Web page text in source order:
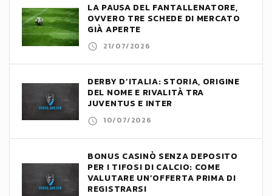
LA PAUSA DEL FANTALLENATORE,
OVVERO TRE SCHEDE DI MERCATO
GIÀ APERTE
21/07/2026
DERBY D’ITALIA: STORIA, ORIGINE
DEL NOME E RIVALITÀ TRA
JUVENTUS E INTER
10/07/2026
BONUS CASINÒ SENZA DEPOSITO
PER I TIFOSI DI CALCIO: COME
VALUTARE UN’OFFERTA PRIMA DI
REGISTRARSI